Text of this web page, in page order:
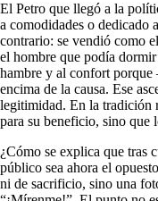
El Petro que llegó a la
a comodidades o dedicado
contrario: se vendió como
el hombre que podía
hambre y al confort
encima de la causa. Ese
legitimidad. En la tradición
para su beneficio, sino que
¿Cómo se explica que tras
público sea ahora el
ni de sacrificio, sino una